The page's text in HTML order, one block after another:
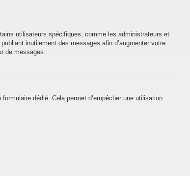
utilisateurs spécifiques, comme les administrateurs et
inutilement des messages afin d’augmenter votre
de messages.
dédié. Cela permet d’empêcher une utilisation